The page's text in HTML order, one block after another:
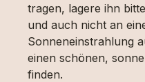
tragen, lagere ihn
und auch nicht an
Sonneneinstrahlung
einen schönen,
finden.